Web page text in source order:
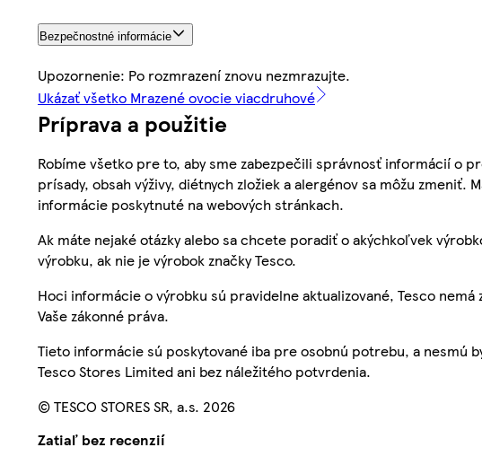
Bezpečnostné informácie
Upozornenie: Po rozmrazení znovu nezmrazujte.
Ukázať všetko Mrazené ovocie viacdruhové
Príprava a použitie
Robíme všetko pre to, aby sme zabezpečili správnosť informácií o
prísady, obsah výživy, diétnych zložiek a alergénov sa môžu
informácie poskytnuté na webových stránkach.
Ak máte nejaké otázky alebo sa chcete poradiť o akýchkoľvek
výrobku, ak nie je výrobok značky Tesco.
Hoci informácie o výrobku sú pravidelne aktualizované, Tesco
Vaše zákonné práva.
Tieto informácie sú poskytované iba pre osobnú potrebu, a nesmú
Tesco Stores Limited ani bez náležitého potvrdenia.
© TESCO STORES SR, a.s. 2026
Zatiaľ bez recenzií